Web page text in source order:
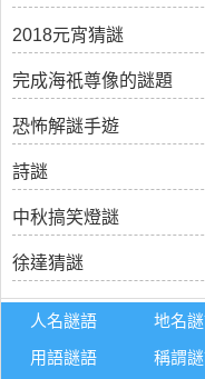
2018元宵猜謎
完成海祇尊像的謎題
恐怖解謎手遊
詩謎
中秋搞笑燈謎
徐達猜謎
人名謎語 地名
用語謎語
稱謂